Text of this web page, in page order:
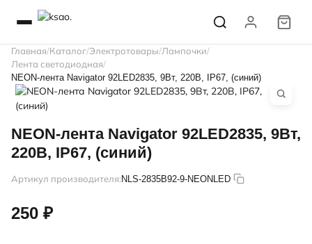
Главная Каталог Электротовары Лампочки
Лента светодиодная
NEON-лента Navigator 92LED2835, 9Вт, 220В, IP67, (синий)
NEON-лента Navigator 92LED2835, 9Вт,
220В, IP67, (синий)
Артикул производителя:NLS-2835B92-9-NEONLED
250 ₽